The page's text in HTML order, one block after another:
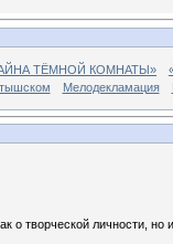
ТЁМНОЙ КОМНАТЫ»
Мелодекламация
о творческой личности,